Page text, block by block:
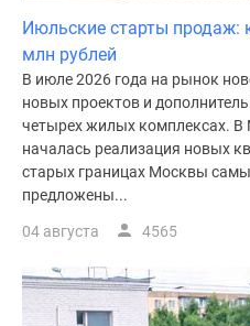
Июльские старты продаж:
млн рублей
В июле 2026 года на рынок
новых проектов и
четырех жилых комплексах. В
началась реализация новых
старых границах Москвы
предложены...
04 августа 4565